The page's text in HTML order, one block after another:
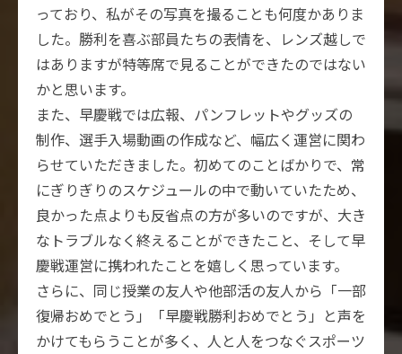
っており、私がその写真を撮ることも何度かありま
した。勝利を喜ぶ部員たちの表情を、レンズ越しで
はありますが特等席で見ることができたのではない
かと思います。
また、早慶戦では広報、パンフレットやグッズの
制作、選手入場動画の作成など、幅広く運営に関わ
らせていただきました。初めてのことばかりで、常
にぎりぎりのスケジュールの中で動いていたため、
良かった点よりも反省点の方が多いのですが、大き
なトラブルなく終えることができたこと、そして早
慶戦運営に携われたことを嬉しく思っています。
さらに、同じ授業の友人や他部活の友人から「一部
復帰おめでとう」「早慶戦勝利おめでとう」と声を
かけてもらうことが多く、人と人をつなぐスポーツ